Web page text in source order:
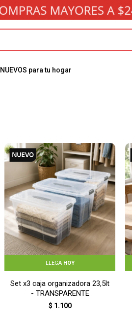
NUEVOS para tu hogar
LLEGA HOY
Set x3 caja organizadora 23,5lt
- TRANSPARENTE
$ 1.100